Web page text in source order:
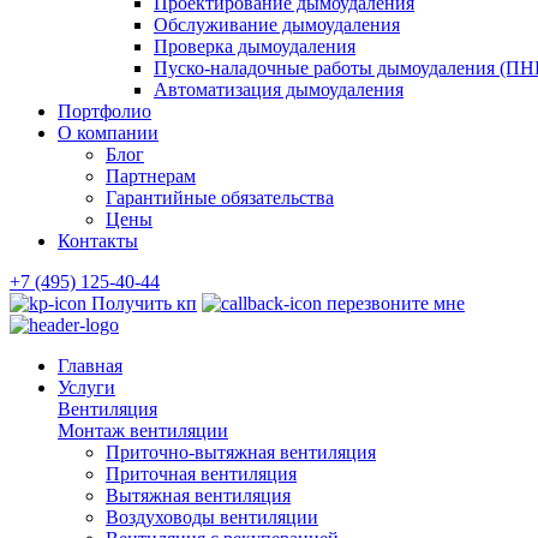
Обслуживание дымоудаления
Проверка дымоудаления
Пуско-наладочные работы дымоудаления
Автоматизация дымоудаления
Портфолио
О компании
Блог
Партнерам
Гарантийные обязательства
Цены
Контакты
+7 (495) 125-40-44
Получить кп
перезвоните мне
Главная
Услуги
Вентиляция
Монтаж вентиляции
Приточно-вытяжная вентиляция
Приточная вентиляция
Вытяжная вентиляция
Воздуховоды вентиляции